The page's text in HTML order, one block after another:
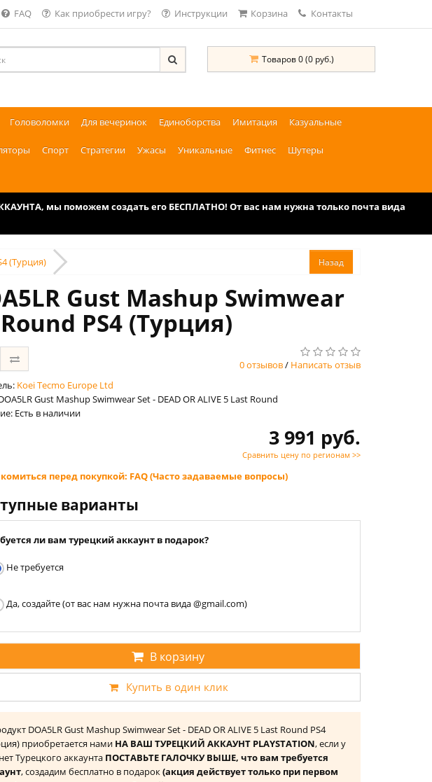
FAQ Как приобрести игру? Инструкции Корзина Контакты
Товаров 0 (0 руб.)
Головоломки Для вечеринок Единоборства Имитация Казуальные
Спорт Стратегии Ужасы Уникальные Фитнес Шутеры
мы поможем создать его БЕСПЛАТНО! От вас нам нужна только почта вида
(Турция)
Gust Mashup Swimwear
PS4 (Турция)
0 отзывов/ Написать отзыв
Koei Tecmo Europe Ltd
Gust Mashup Swimwear Set - DEAD OR ALIVE 5 Last Round
Есть в наличии
3 991 руб.
Сравнить цену по регионам >>
перед покупкой: FAQ (Часто задаваемые вопросы)
варианты
ли вам турецкий аккаунт в подарок?
Не требуется
Да, создайте (от вас нам нужна почта вида @gmail.com)
В корзину
Купить в один клик
DOA5LR Gust Mashup Swimwear Set - DEAD OR ALIVE 5 Last Round PS4
приобретается нами НА ВАШ ТУРЕЦКИЙ АККАУНТ PLAYSTATION, если у
Турецкого аккаунта ПОСТАВЬТЕ ГАЛОЧКУ ВЫШЕ, что вам требуется
, создадим бесплатно в подарок(акция действует только при первом